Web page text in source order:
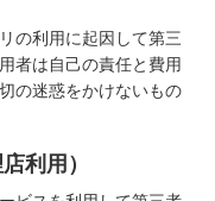
の利用に起因して第三
者は自己の責任と費用
の迷惑をかけないもの
利用）